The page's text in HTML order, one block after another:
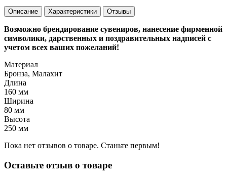
Описание Характеристики Отзывы
Возможно брендирование сувениров, нанесение фирменной
символики, дарственных и поздравительных надписей с
учетом всех ваших пожеланий!
Материал
Бронза, Малахит
Длина
160 мм
Ширина
80 мм
Высота
250 мм
Пока нет отзывов о товаре. Станьте первым!
Оставьте отзыв о товаре